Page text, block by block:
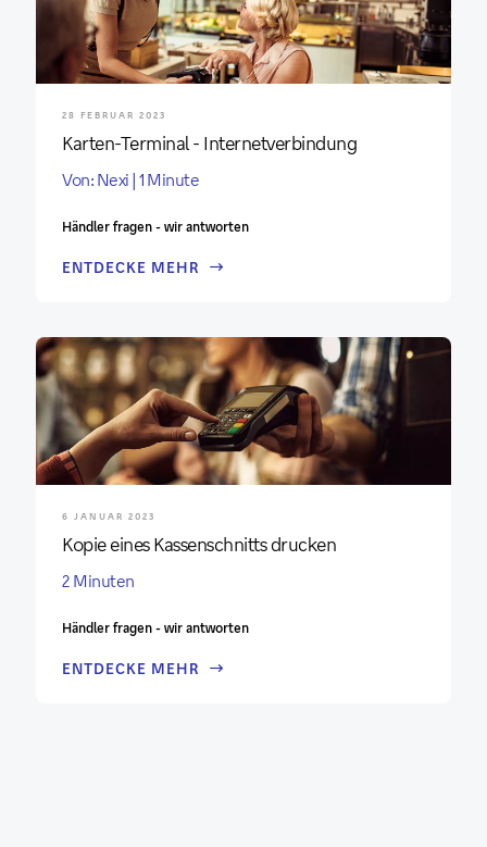
28 FEBRUAR 2023
Karten-Terminal - Internetverbindung
Von: Nexi | 1 Minute
Händler fragen - wir antworten
ENTDECKE MEHR
6 JANUAR 2023
Kopie eines Kassenschnitts drucken
2 Minuten
Händler fragen - wir antworten
ENTDECKE MEHR